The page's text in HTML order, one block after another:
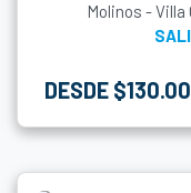
Molinos -
DESDE